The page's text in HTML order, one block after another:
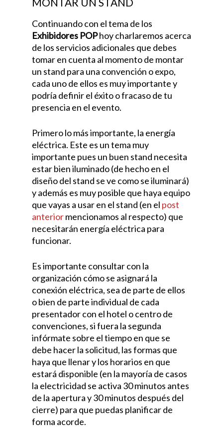
Continuando con el tema de los
Exhibidores POPhoy charlaremos acerca
de los servicios adicionales que debes
tomar en cuenta al momento de montar
un stand para una convención o expo,
cada uno de ellos es muy importante y
podría definir el éxito o fracaso de tu
presencia en el evento.
Primero lo más importante, la energía
eléctrica. Este es un tema muy
importante pues un buen stand necesita
estar bien iluminado (de hecho en el
diseño del stand se ve como se iluminará)
y además es muy posible que haya equipo
que vayas a usar en el stand (en el post
anteriormencionamos al respecto) que
necesitarán energía eléctrica para
funcionar.
Es importante consultar con la
organización cómo se asignará la
conexión eléctrica, sea de parte de ellos
o bien de parte individual de cada
presentador con el hotel o centro de
convenciones, si fuera la segunda
infórmate sobre el tiempo en que se
debe hacer la solicitud, las formas que
haya que llenar y los horarios en que
estará disponible (en la mayoría de casos
la electricidad se activa 30 minutos antes
de la apertura y 30 minutos después del
cierre) para que puedas planificar de
forma acorde.